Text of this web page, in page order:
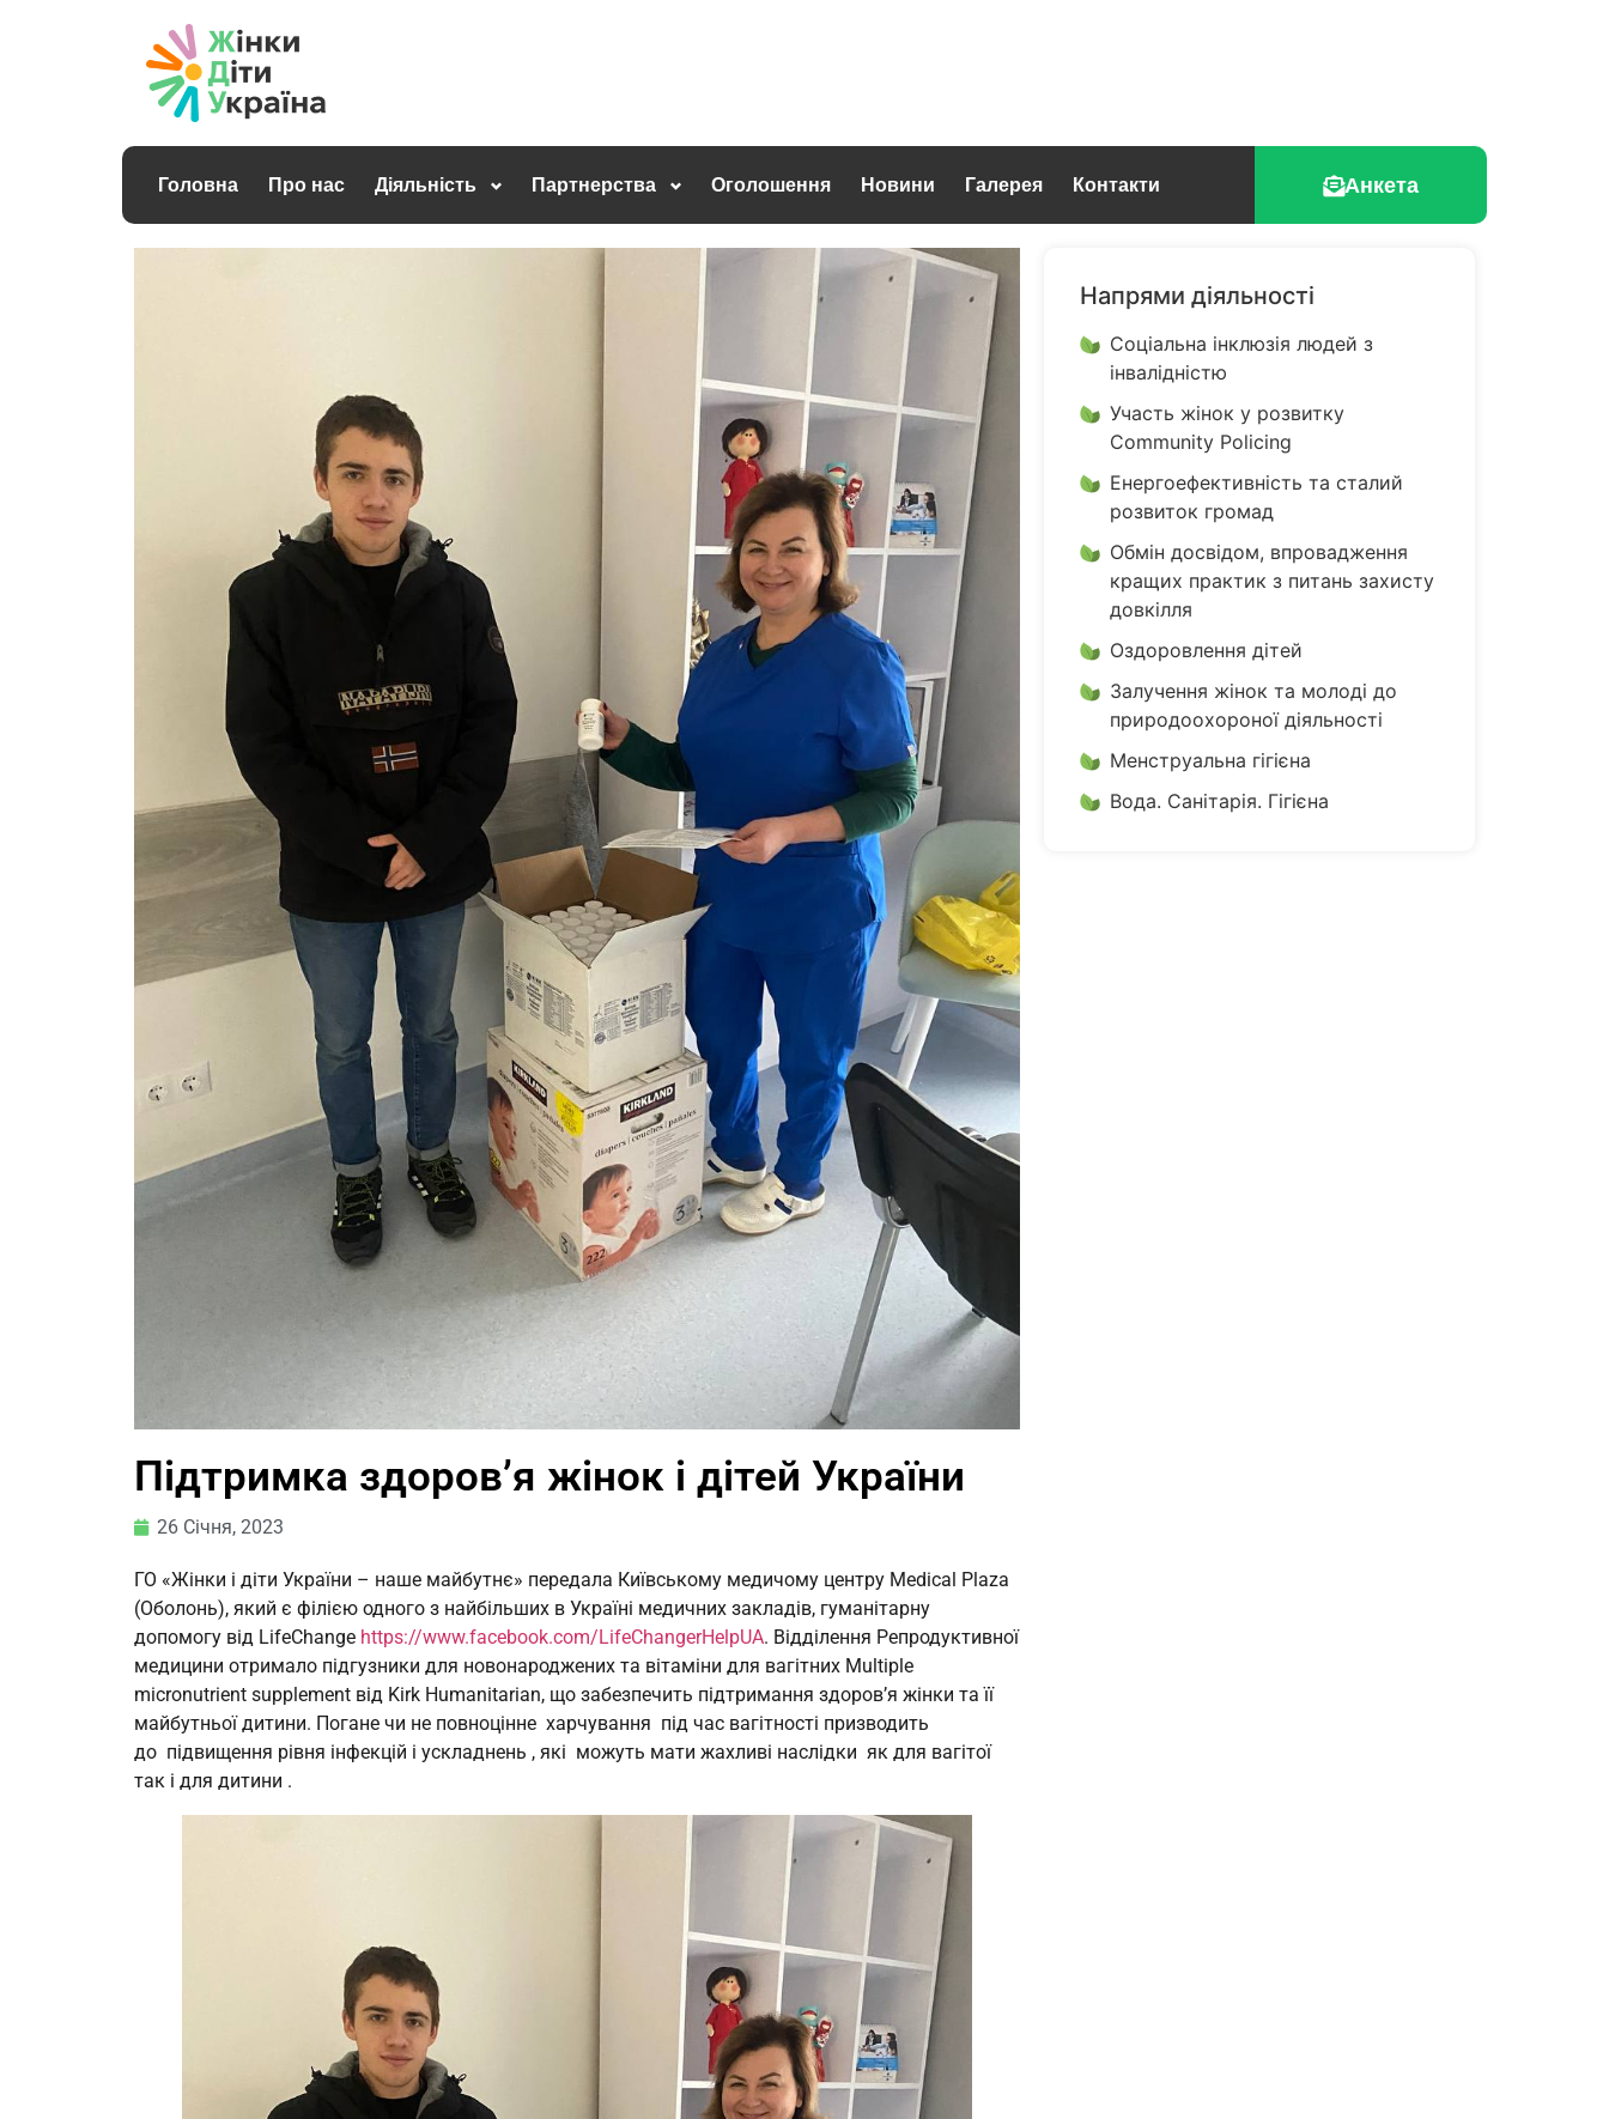
Головна Про нас Діяльність Партнерства Оголошення Новини Галерея Контакти Анкета
Підтримка здоров’я жінок і дітей України
26 Січня, 2023
ГО «Жінки і діти України – наше майбутнє» передала Київському медичому центру Medical Plaza
(Оболонь), який є філією одного з найбільших в Україні медичних закладів, гуманітарну
допомогу від LifeChange https://www.facebook.com/LifeChangerHelpUA. Відділення Репродуктивної
медицини отримало підгузники для новонароджених та вітаміни для вагітних Multiple
micronutrient supplement від Kirk Humanitarian, що забезпечить підтримання здоров’я жінки та її
майбутньої дитини. Погане чи не повноцінне харчування під час вагітності призводить
до підвищення рівня інфекцій і ускладнень , які можуть мати жахливі наслідки як для вагітої
так і для дитини .
Напрями діяльності
Соціальна інклюзія людей з
інвалідністю
Участь жінок у розвитку
Community Policing
Енергоефективність та сталий
розвиток громад
Обмін досвідом, впровадження
кращих практик з питань захисту
довкілля
Оздоровлення дітей
Залучення жінок та молоді до
природоохороної діяльності
Менструальна гігієна
Вода. Санітарія. Гігієна